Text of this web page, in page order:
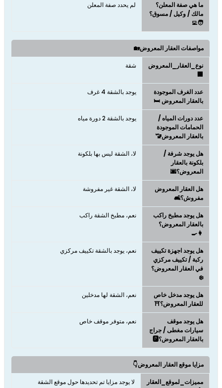
ما هي صفة المعلن؟
مالك / وكيل / مسوق؟
🧑‍💻
لم يحدد صفة المعلن
مواصفات العقار المعروض🏡
نوع_العقار_المعروض
🏢
شقة
عدد الغرف الموجودة
بالعقار المعروض 🛏️
يوجد بالشقة 4 غرف
عدد دورات المياه /
الحمامات الموجودة
بالعقار المعروض🚾
يوجد بالشقة 2 دورة مياه
هل يوجد شرفة /
بلكونة بالعقار
المعروض؟🌆
لا، الشقة ليس بها بلكونة
هل العقار المعروض
مفروش؟🛋️
لا، الشقة غير مفروشة
هل يوجد مطبخ راكب
بالعقار المعروض؟
👩‍🍳
نعم، مطبخ الشقة راكب
هل يوجد اجهزة تكييف
ركبة / تكييف مركزي
في العقار المعروض؟
❄️
نعم، يوجد بالشقة تكييف مركزي
هل يوجد مدخل خاص
للعقار المعروض؟⛩️
نعم، الشقة لها مدخلين
هل يوجد موقف
سيارات مغطى / جراج
بالعقار المعروض؟🅿️
نعم، متوفر موقف خاص
مزايا موقع العقار المعروض👇
مميزات_لموقع_العقار
لا يوجد مزايا تم تحديدها حول موقع الشقة